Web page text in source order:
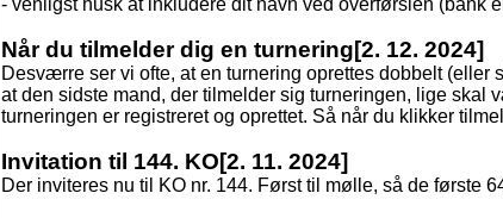
- venligst husk at inkludere dit navn ved overførslen (bank
Når du tilmelder dig en turnering[2. 12. 2024]
Desværre ser vi ofte, at en turnering oprettes dobbelt
at den sidste mand, der tilmelder sig turneringen, lige skal
turneringen er registreret og oprettet. Så når du klikker
Invitation til 144. KO[2. 11. 2024]
Der inviteres nu til KO nr. 144. Først til mølle, så de første